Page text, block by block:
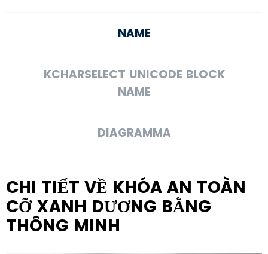
NAME
KCHARSELECT UNICODE BLOCK
NAME
DIAGRAMMA
CHI TIẾT VỀ KHÓA AN TOÀN
CỠ XANH DƯƠNG BẰNG
THÔNG MINH